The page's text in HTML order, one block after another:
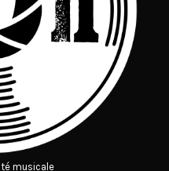
musicale